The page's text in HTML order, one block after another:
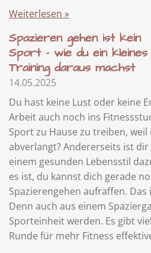
Weiterlesen »
Spazieren gehen ist kein
Sport - wie du ein kleines
Training daraus machst
14.05.2025
Du hast keine Lust oder keine
Arbeit auch noch ins
Sport zu Hause zu treiben,
abverlangt? Andererseits ist dir
einem gesunden Lebensstil
es ist, du kannst dich gerade
Spazierengehen aufraffen.
Denn auch aus einem
Sporteinheit werden. Es gibt
Runde für mehr Fitness